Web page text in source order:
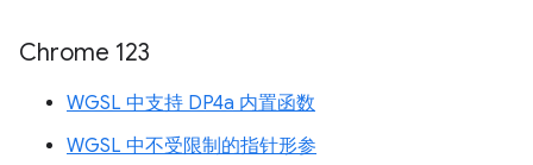
Chrome 123
WGSL 中支持 DP4a 内置函数
WGSL 中不受限制的指针形参